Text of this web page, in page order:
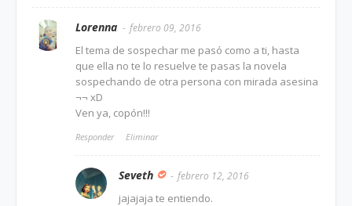
Lorenna febrero 09, 2016
El tema de sospechar me pasó como a ti, hasta
que ella no te lo resuelve te pasas la novela
sospechando de otra persona con mirada asesina
¬¬ xD
Ven ya, copón!!!
Responder Eliminar
Seveth febrero 12, 2016
jajajaja te entiendo.